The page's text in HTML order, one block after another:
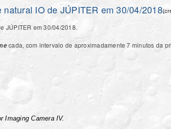
IO de JÚPITER em 30/04/2018.
JÚPITER em 30/04/2018.
cada, com intervalo de aproximadamente 7 minutos da
Imaging Camera IV.